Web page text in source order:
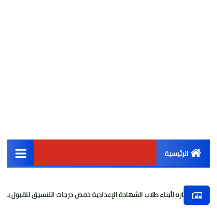
الرئيسية
أخبار مصر
طلاب الشهادة الإعدادية خفض درجات التنسيق للقبول بالثانوي العام